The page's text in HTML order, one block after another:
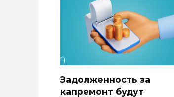
Задолженность за
капремонт будут